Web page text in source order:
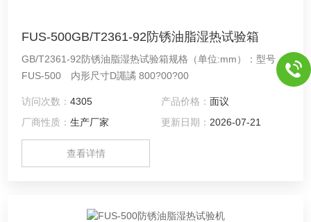
FUS-500GB/T2361-92防锈油脂湿热试验箱
GB/T2361-92防锈油脂湿热试验箱规格（单位:mm）：型号
FUS-500 内形尺寸D譝譎 800?00?00
访问次数：4305 产品价格： 面议
厂商性质：生产厂家 更新日期： 2026-07-21
查看详情